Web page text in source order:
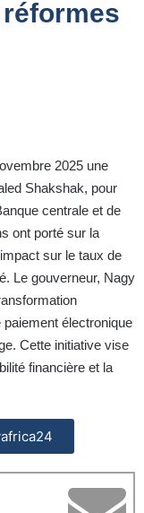
2025 une
Shakshak, pour
centrale et de
ont porté sur la
sur le taux de
Le gouverneur, Nagy
électronique
Cette initiative vise
financière et la